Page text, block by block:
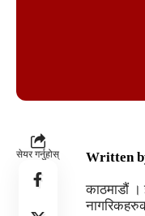
सेयर गर्नुहोस् Written
काठमाडौं ।